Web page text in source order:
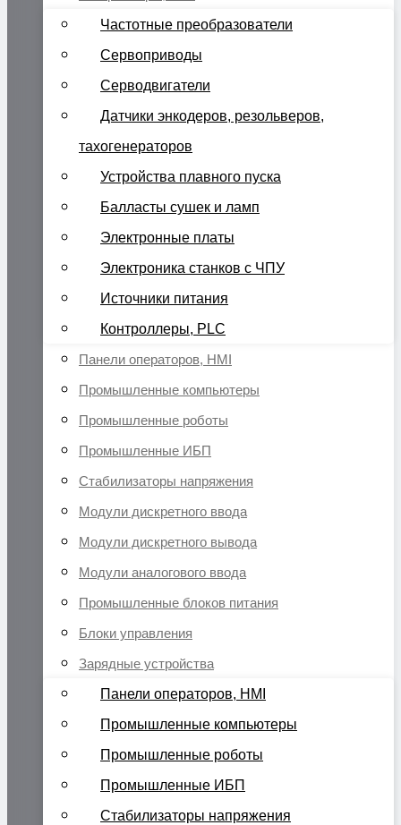
Частотные преобразователи
Сервоприводы
Серводвигатели
Датчики энкодеров, резольверов,
тахогенераторов
Устройства плавного пуска
Балласты сушек и ламп
Электронные платы
Электроника станков с ЧПУ
Источники питания
Контроллеры, PLC
Панели операторов, HMI
Промышленные компьютеры
Промышленные роботы
Промышленные ИБП
Стабилизаторы напряжения
Модули дискретного ввода
Модули дискретного вывода
Модули аналогового ввода
Промышленные блоков питания
Блоки управления
Зарядные устройства
Панели операторов, HMI
Промышленные компьютеры
Промышленные роботы
Промышленные ИБП
Стабилизаторы напряжения